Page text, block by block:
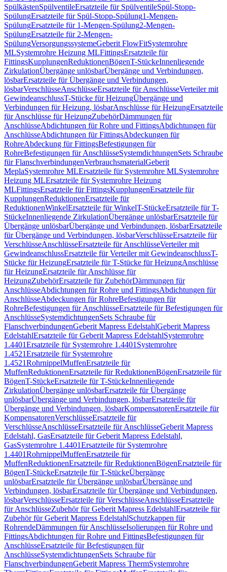
SpülkästenSpülventileErsatzteile für SpülventileSpül-Stopp-
SpülungErsatzteile für Spül-Stopp-Spülung1-Mengen-
SpülungErsatzteile für 1-Mengen-Spülung2-Mengen-
SpülungErsatzteile für 2-Mengen-
SpülungVersorgungssystemeGeberit FlowFitSystemrohre
MLSystemrohre Heizung MLFittingsErsatzteile für
FittingsKupplungenReduktionenBögenT-StückeInnenliegende
ZirkulationÜbergänge unlösbarÜbergänge und Verbindungen,
lösbarErsatzteile für Übergänge und Verbindungen,
lösbarVerschlüsseAnschlüsseErsatzteile für AnschlüsseVerteiler mit
GewindeanschlussT-Stücke für HeizungÜbergänge und
Verbindungen für Heizung, lösbarAnschlüsse für HeizungErsatzteile
für Anschlüsse für HeizungZubehörDämmungen für
AnschlüsseAbdichtungen für Rohre und FittingsAbdichtungen für
AnschlüsseAbdichtungen für FittingsAbdeckungen für
RohreAbdeckung für FittingsBefestigungen für
RohreBefestigungen für AnschlüsseSystemdichtungenSets Schraube
für FlanschverbindungenVerbrauchsmaterialGeberit
MeplaSystemrohre MLErsatzteile für Systemrohre MLSystemrohre
Heizung MLErsatzteile für Systemrohre Heizung
MLFittingsErsatzteile für FittingsKupplungenErsatzteile für
KupplungenReduktionenErsatzteile für
ReduktionenWinkelErsatzteile für WinkelT-StückeErsatzteile für T-
StückeInnenliegende ZirkulationÜbergänge unlösbarErsatzteile für
Übergänge unlösbarÜbergänge und Verbindungen, lösbarErsatzteile
für Übergänge und Verbindungen, lösbarVerschlüsseErsatzteile für
VerschlüsseAnschlüsseErsatzteile für AnschlüsseVerteiler mit
GewindeanschlussErsatzteile für Verteiler mit GewindeanschlussT-
Stücke für HeizungErsatzteile für T-Stücke für HeizungAnschlüsse
für HeizungErsatzteile für Anschlüsse für
HeizungZubehörErsatzteile für ZubehörDämmungen für
AnschlüsseAbdichtungen für Rohre und FittingsAbdichtungen für
AnschlüsseAbdeckungen für RohreBefestigungen für
RohreBefestigungen für AnschlüsseErsatzteile für Befestigungen für
AnschlüsseSystemdichtungenSets Schraube für
FlanschverbindungenGeberit Mapress EdelstahlGeberit Mapress
EdelstahlErsatzteile für Geberit Mapress EdelstahlSystemrohre
1.4401Ersatzteile für Systemrohre 1.4401 Systemrohre
1.4521Ersatzteile für Systemrohre
1.4521RohrnippelMuffenErsatzteile für
MuffenReduktionenErsatzteile für ReduktionenBögenErsatzteile für
BögenT-StückeErsatzteile für T-StückeInnenliegende
ZirkulationÜbergänge unlösbarErsatzteile für Übergänge
unlösbarÜbergänge und Verbindungen, lösbarErsatzteile für
Übergänge und Verbindungen, lösbarKompensatorenErsatzteile für
KompensatorenVerschlüsseErsatzteile für
VerschlüsseAnschlüsseErsatzteile für AnschlüsseGeberit Mapress
Edelstahl, GasErsatzteile für Geberit Mapress Edelstahl,
GasSystemrohre 1.4401Ersatzteile für Systemrohre
1.4401RohrnippelMuffenErsatzteile für
MuffenReduktionenErsatzteile für ReduktionenBögenErsatzteile für
BögenT-StückeErsatzteile für T-StückeÜbergänge
unlösbarErsatzteile für Übergänge unlösbarÜbergänge und
Verbindungen, lösbarErsatzteile für Übergänge und Verbindungen,
lösbarVerschlüsseErsatzteile für VerschlüsseAnschlüsseErsatzteile
für AnschlüsseZubehör für Geberit Mapress EdelstahlErsatzteile für
Zubehör für Geberit Mapress EdelstahlSchutzkappen für
RohrendeDämmungen für AnschlüsseIsolierungen für Rohre und
FittingsAbdichtungen für Rohre und FittingsBefestigungen für
AnschlüsseErsatzteile für Befestigungen für
AnschlüsseSystemdichtungenSets Schraube für
FlanschverbindungenGeberit Mapress ThermSystemrohre